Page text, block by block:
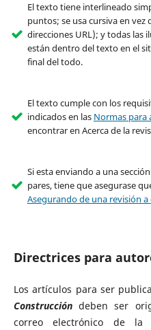
El texto tiene interlineado
puntos; se usa cursiva en
direcciones URL); y todas las
están dentro del texto en el
final del todo.
El texto cumple con los
indicados en las Normas para
encontrar en Acerca de la
Si esta enviando a una
pares, tiene que asegurase
Asegurando de una revisión a
Directrices para
Los artículos para ser
Construccióndeben ser
correo electrónico de la